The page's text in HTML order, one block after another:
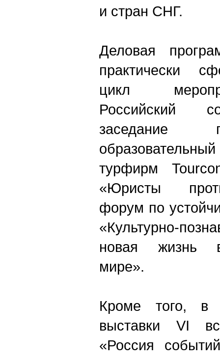
и стран СНГ.
Деловая
практически
цикл
Российский
заседание
турфирм
«Юристы
форум по
«Культурно-
новая жизнь
мире».
Кроме того, в
выставки VI
«Россия